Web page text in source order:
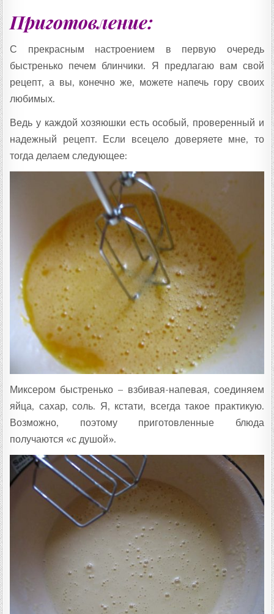
Приготовление:
С прекрасным настроением в первую очередь
быстренько печем блинчики. Я предлагаю вам свой
рецепт, а вы, конечно же, можете напечь гору своих
любимых.
Ведь у каждой хозяюшки есть особый, проверенный и
надежный рецепт. Если всецело доверяете мне, то
тогда делаем следующее:
Миксером быстренько – взбивая-напевая, соединяем
яйца, сахар, соль. Я, кстати, всегда такое практикую.
Возможно, поэтому приготовленные блюда
получаются «с душой».